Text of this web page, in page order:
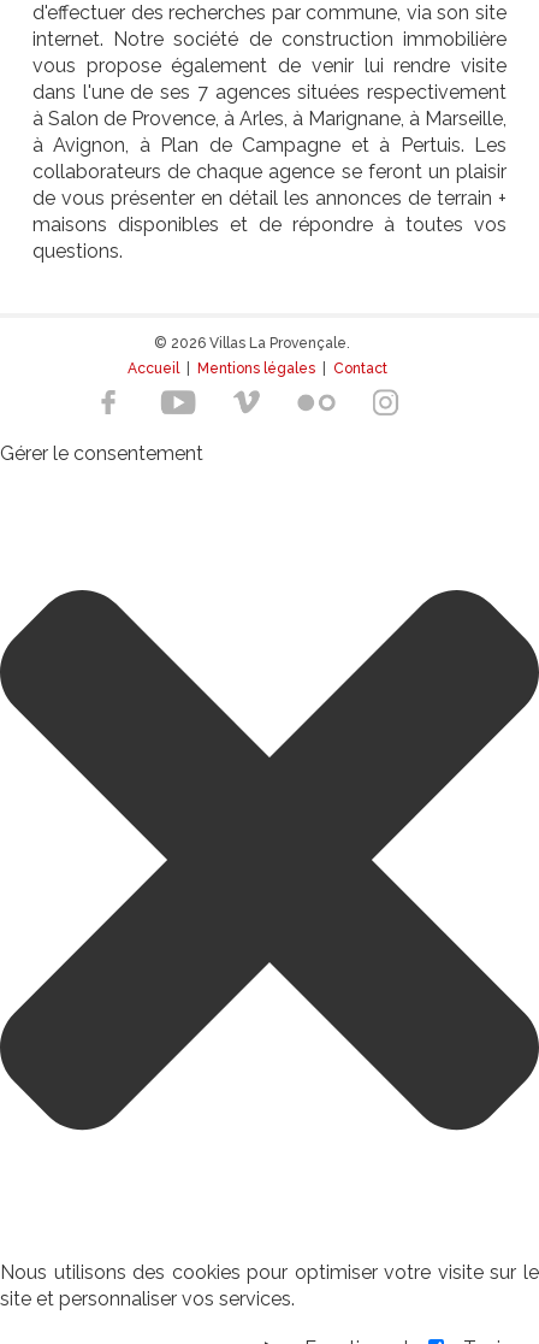
d'effectuer des recherches par commune, via son site
internet. Notre société de construction immobilière
vous propose également de venir lui rendre visite
dans l'une de ses 7 agences situées respectivement
à Salon de Provence, à Arles, à Marignane, à Marseille,
à Avignon, à Plan de Campagne et à Pertuis. Les
collaborateurs de chaque agence se feront un plaisir
de vous présenter en détail les annonces de terrain +
maisons disponibles et de répondre à toutes vos
questions.
© 2026 Villas La Provençale.
Accueil| Mentions légales Contact
Gérer le consentement
Nous utilisons des cookies pour optimiser votre visite sur le
site et personnaliser vos services.